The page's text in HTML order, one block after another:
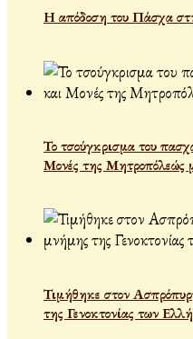
Η απόδοση του Πάσχα
Το τσούγκρισμα του
Μονές της Μητροπόλεώς
Τιμήθηκε στον
της Γενοκτονίας των